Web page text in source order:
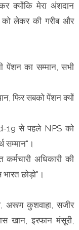
क्योंकि मेरा अंशदान
को लेकर की गरीब और
पेंशन का सम्मान, सभी
फिर सबको पेंशन क्यों
19 से पहले NPS को
सम्मान"।
अधिकारी की
भारत छोड़ो"।
अरूण कुशवाहा, सजीर
खान, इरफान मंसूरी,